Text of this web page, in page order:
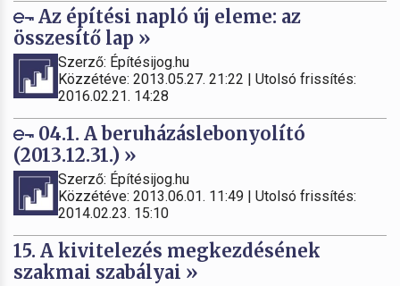
Az építési napló új eleme: az
összesítő lap »
Szerző: Építésijog.hu
Közzétéve: 2013.05.27. 21:22 | Utolsó frissítés:
2016.02.21. 14:28
04.1. A beruházáslebonyolító
(2013.12.31.) »
Szerző: Építésijog.hu
Közzétéve: 2013.06.01. 11:49 | Utolsó frissítés:
2014.02.23. 15:10
15. A kivitelezés megkezdésének
szakmai szabályai »